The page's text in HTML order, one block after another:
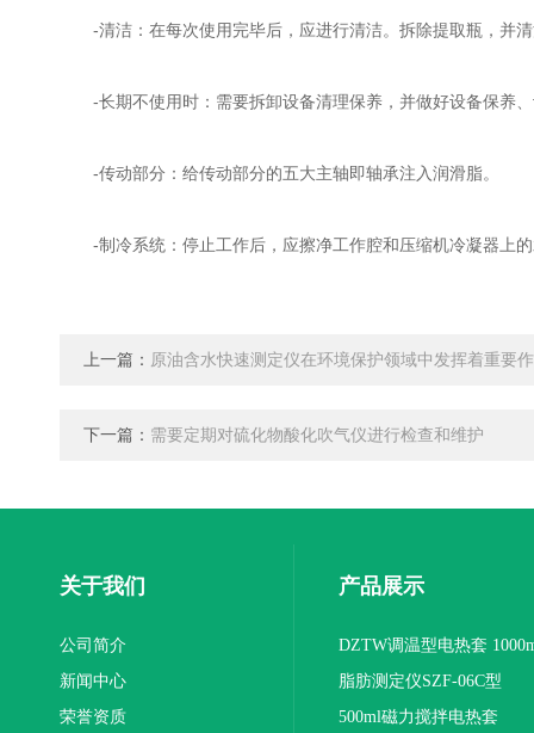
-清洁：在每次使用完毕后，应进行清洁。拆除提取瓶，并清
-长期不使用时：需要拆卸设备清理保养，并做好设备保养、
-传动部分：给传动部分的五大主轴即轴承注入润滑脂。
-制冷系统：停止工作后，应擦净工作腔和压缩机冷凝器上的
上一篇： 原油含水快速测定仪在环境保护领域中发挥着重要
下一篇： 需要定期对硫化物酸化吹气仪进行检查和维护
关于我们
公司简介
新闻中心
荣誉资质
产品展示
DZTW调温型电热套
联
脂肪测定仪SZF-06C型
500ml磁力搅拌电热套